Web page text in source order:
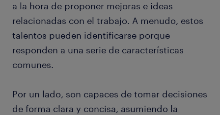
a la hora de proponer mejoras e ideas
relacionadas con el trabajo. A menudo, estos
talentos pueden identificarse porque
responden a una serie de características
comunes.
Por un lado, son capaces de tomar decisiones
de forma clara y concisa, asumiendo la